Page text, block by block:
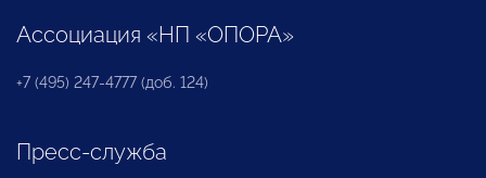
Ассоциация «НП «ОПОРА»
+7 (495) 247-4777 (доб. 124)
Пресс-служба